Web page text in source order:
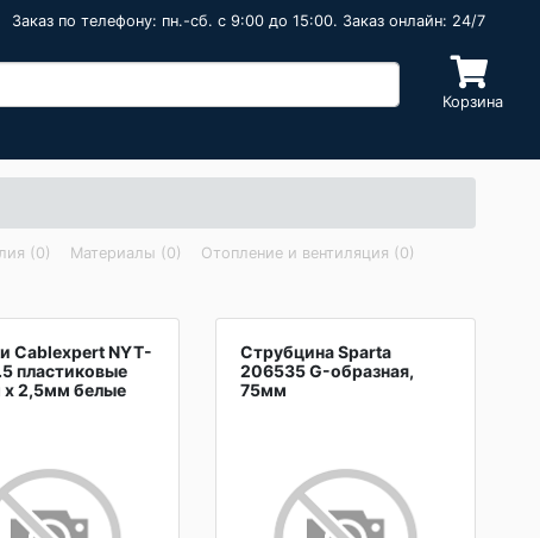
Заказ по телефону: пн.-сб. c 9:00 до 15:00. Заказ онлайн: 24/7
Корзина
(0) Материалы (0)
Отопление и вентиляция (0)
Cablexpert NYT-
пластиковые
2,5мм белые
Струбцина Sparta
206535 G-образная,
75мм